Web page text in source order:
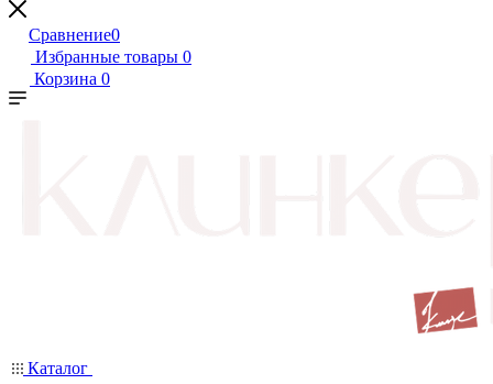
Сравнение0
Избранные товары 0
Корзина 0
Каталог